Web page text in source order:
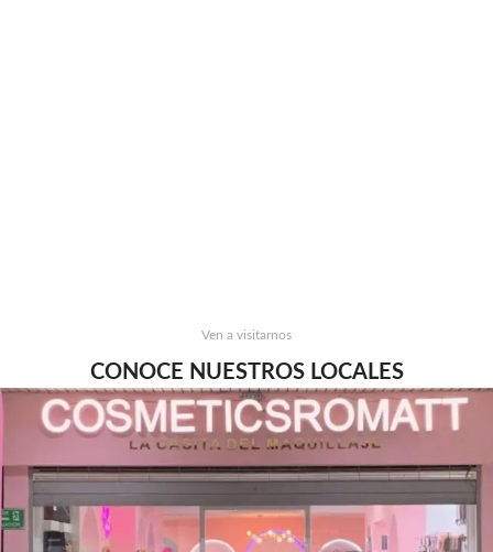
Ven a visitarnos
CONOCE NUESTROS LOCALES